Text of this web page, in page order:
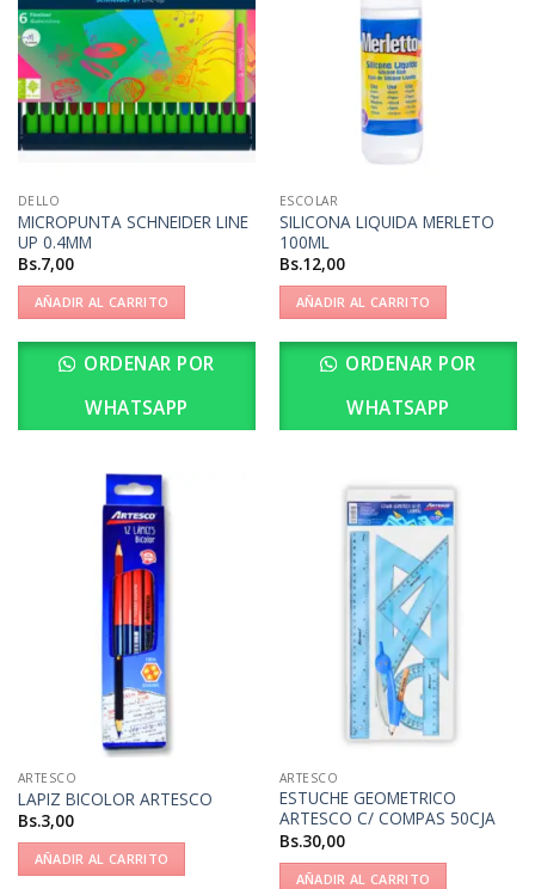
DELLO
MICROPUNTA SCHNEIDER LINE
UP 0.4MM
Bs.7,00
AÑADIR AL CARRITO
ORDENAR POR
WHATSAPP
ESCOLAR
SILICONA LIQUIDA MERLETO
100ML
Bs.12,00
AÑADIR AL CARRITO
ORDENAR POR
WHATSAPP
ARTESCO
LAPIZ BICOLOR ARTESCO
Bs.3,00
AÑADIR AL CARRITO
ARTESCO
ESTUCHE GEOMETRICO
ARTESCO C/ COMPAS 50CJA
Bs.30,00
AÑADIR AL CARRITO